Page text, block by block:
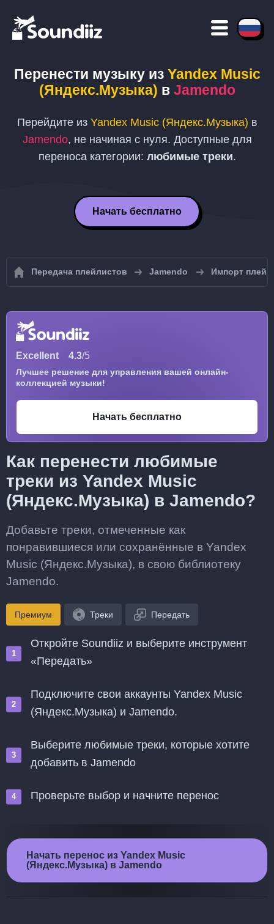
Перенести музыку из Yandex Music
(Яндекс.Музыка) в Jamendo
Перейдите из Yandex Music (Яндекс.Музыка) в
Jamendo, не начиная с нуля. Доступные для
переноса категории: любимые треки.
Начать бесплатно
Передача плейлистов Jamendo Импорт
Excellent 4.3/5
Лучшее решение для управления вашей онлайн-
коллекцией музыки!
Начать бесплатно
Как перенести любимые
треки из Yandex Music
(Яндекс.Музыка) в Jamendo?
Добавьте треки, отмеченные как
понравившиеся или сохранённые в Yandex
Music (Яндекс.Музыка), в свою библиотеку
Jamendo.
Премиум Треки Передать
Откройте Soundiiz и выберите инструмент
«Передать»
Подключите свои аккаунты Yandex Music
(Яндекс.Музыка) и Jamendo.
Выберите любимые треки, которые хотите
добавить в Jamendo
Проверьте выбор и начните перенос
Начать перенос из Yandex Music
(Яндекс.Музыка) в Jamendo